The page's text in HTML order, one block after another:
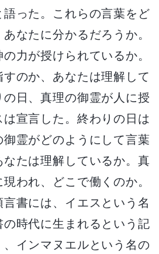
語った。これらの言葉をど
なたに分かるだろうか。
力が授けられているか。
すのか、あなたは理解して
日、真理の御霊が人に授
宣言した。終わりの日は
霊がどのようにして言葉
たは理解しているか。真
われ、どこで働くのか。
書には、イエスという名
時代に生まれるという記
インマヌエルという名の